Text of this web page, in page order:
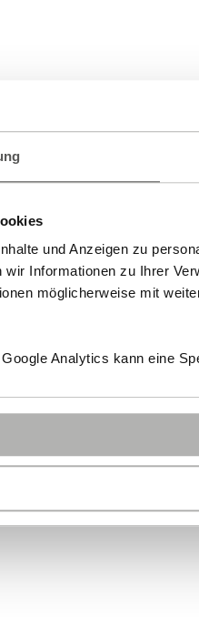
und Anzeigen zu
Informationen zu Ihrer
möglicherweise mit
Analytics kann eine